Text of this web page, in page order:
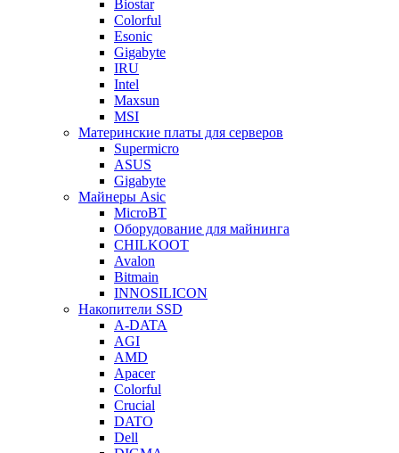
Biostar
Colorful
Esonic
Gigabyte
IRU
Intel
Maxsun
MSI
Материнские платы для серверов
Supermicro
ASUS
Gigabyte
Майнеры Asic
MicroBT
Оборудование для майнинга
CHILKOOT
Avalon
Bitmain
INNOSILICON
Накопители SSD
A-DATA
AGI
AMD
Apacer
Colorful
Crucial
DATO
Dell